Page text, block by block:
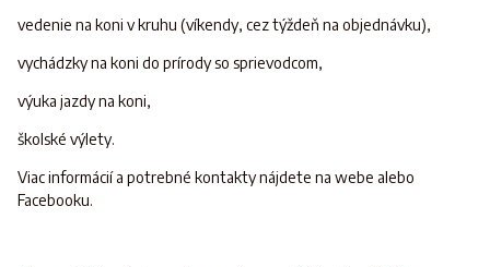
vedenie na koni v kruhu (víkendy, cez týždeň na objednávku),
vychádzky na koni do prírody so sprievodcom,
výuka jazdy na koni,
školské výlety.
Viac informácií a potrebné kontakty nájdete na webe alebo
Facebooku.